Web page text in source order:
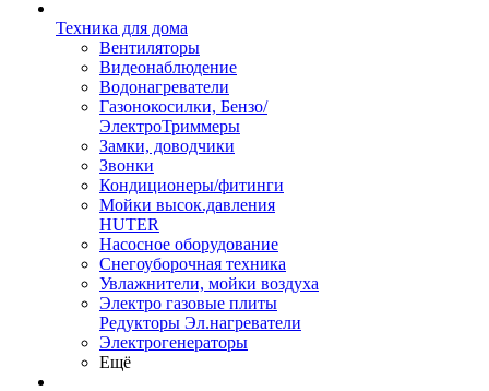
Техника для дома
Вентиляторы
Видеонаблюдение
Водонагреватели
Газонокосилки, Бензо/
ЭлектроТриммеры
Замки, доводчики
Звонки
Кондиционеры/фитинги
Мойки высок.давления
HUTER
Насосное оборудование
Снегоуборочная техника
Увлажнители, мойки воздуха
Электро газовые плиты
Редукторы Эл.нагреватели
Электрогенераторы
Ещё